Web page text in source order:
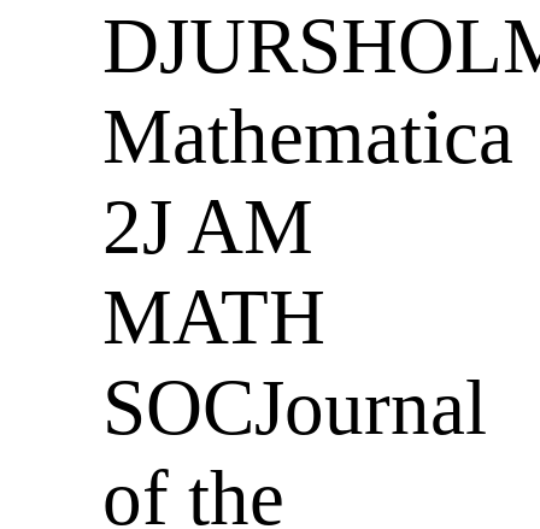
Mathematica
2J AM
MATH
SOCJournal
of the